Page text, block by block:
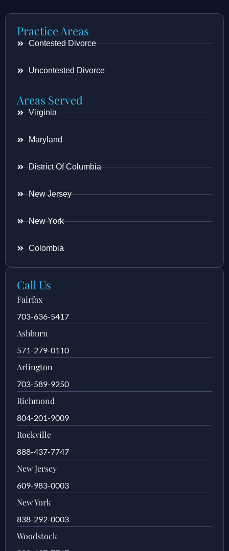
Practice Areas
Contested Divorce
Uncontested Divorce
Areas Served
Virginia
Maryland
District Of Columbia
New Jersey
New York
Colombia
Call Us
Fairfax
703-636-5417
Ashburn
571-279-0110
Arlington
703-589-9250
Richmond
804-201-9009
Rockville
888-437-7747
New Jersey
609-983-0003
New York
838-292-0003
Woodstock